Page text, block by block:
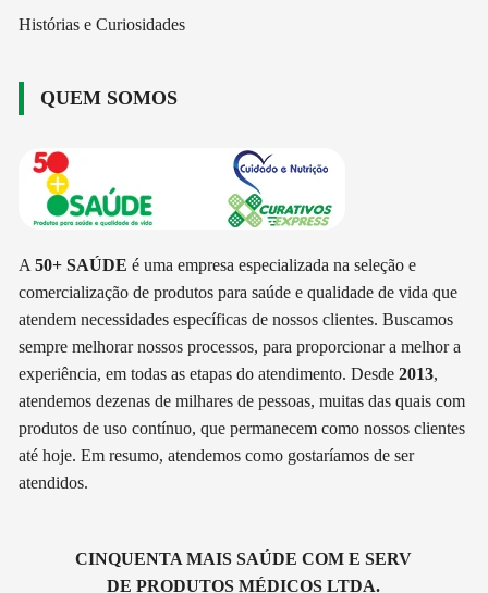
Histórias e Curiosidades
QUEM SOMOS
A50+ SAÚDE é uma empresa especializada na seleção e
comercialização de produtos para saúde e qualidade de vida que
atendem necessidades específicas de nossos clientes. Buscamos
sempre melhorar nossos processos, para proporcionar a melhor a
experiência, em todas as etapas do atendimento. Desde2013,
atendemos dezenas de milhares de pessoas, muitas das quais com
produtos de uso contínuo, que permanecem como nossos clientes
até hoje. Em resumo, atendemos como gostaríamos de ser
atendidos.
CINQUENTA MAIS SAÚDE COM E SERV
DE PRODUTOS MÉDICOS LTDA.